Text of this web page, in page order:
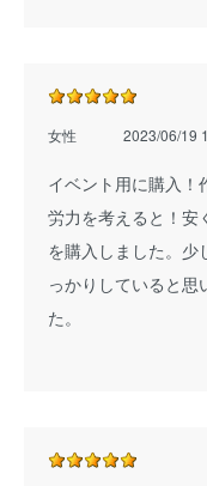
女性 2023/06/19
イベント用に購入
労力を考えると！安
を購入しました。少
っかりしていると思
た。